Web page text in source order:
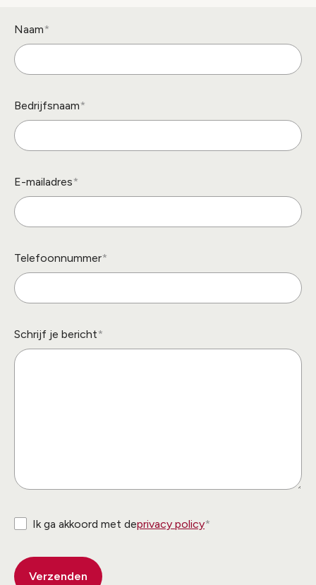
Naam
Bedrijfsnaam
E-mailadres
Telefoonnummer
Schrijf je bericht
Ik ga akkoord met deprivacy policy